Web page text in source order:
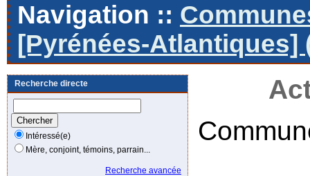
Navigation ::
[Pyrénées-Atlantiques]
Recherche directe
Intéressé(e)
Mère, conjoint, témoins, parrain...
Recherche avancée